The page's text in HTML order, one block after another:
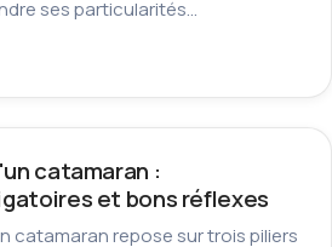
ses particularités…
catamaran :
et bons réflexes
catamaran repose sur trois piliers